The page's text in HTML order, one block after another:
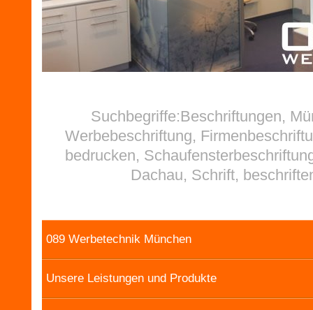
Suchbegriffe:Beschriftungen,
Werbebeschriftung,
bedrucken,
Dachau, Schrift,
089 Werbetechnik München
Unsere Leistungen und Produkte